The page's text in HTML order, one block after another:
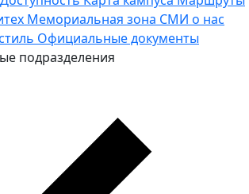
Мемориальная зона СМИ о нас
Официальные документы
подразделения